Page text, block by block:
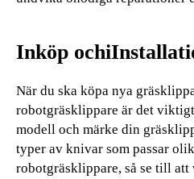
Inköp
När du ska köpa nya
robotgräsklippare är det
modell och märke din
typer av knivar som passar
robotgräsklippare, så se till